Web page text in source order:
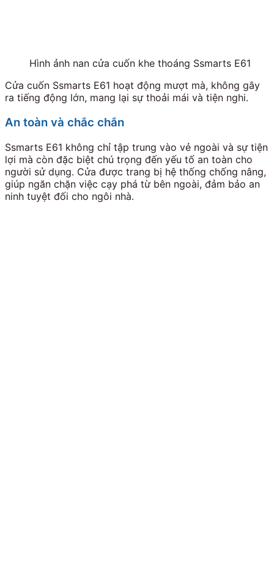
Hình ảnh nan cửa cuốn khe thoáng Ssmarts E61
Cửa cuốn Ssmarts E61 hoạt động mượt mà, không gây
ra tiếng động lớn, mang lại sự thoải mái và tiện nghi.
An toàn và chắc chắn
Ssmarts E61 không chỉ tập trung vào vẻ ngoài và sự tiện
lợi mà còn đặc biệt chú trọng đến yếu tố an toàn cho
người sử dụng. Cửa được trang bị hệ thống chống nâng,
giúp ngăn chặn việc cạy phá từ bên ngoài, đảm bảo an
ninh tuyệt đối cho ngôi nhà.